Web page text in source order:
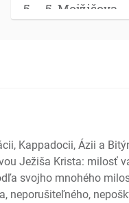
5. Mojžišova
2 Kniha
1 Kroník;
2 Kroník;
Ezdráš
Kappadocii, Ázii a
Ježiša Krista: milosť
svojho mnohého
neporušiteľného,